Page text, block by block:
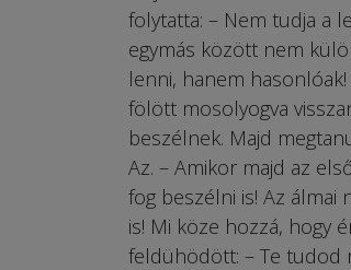
folytatta: – Nem tudja a
egymás között nem
lenni, hanem
fölött mosolyogva
beszélnek. Majd
Az. – Amikor majd az
fog beszélni is! Az álmai
is! Mi köze hozzá, hogy
feldühödött: – Te tudod